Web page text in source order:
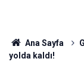
Ana Sayfa
yolda kaldı!